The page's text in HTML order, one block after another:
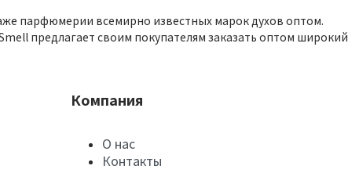
парфюмерии всемирно известных марок духов оптом.
предлагает своим покупателям заказать оптом широкий
Компания
О нас
Контакты